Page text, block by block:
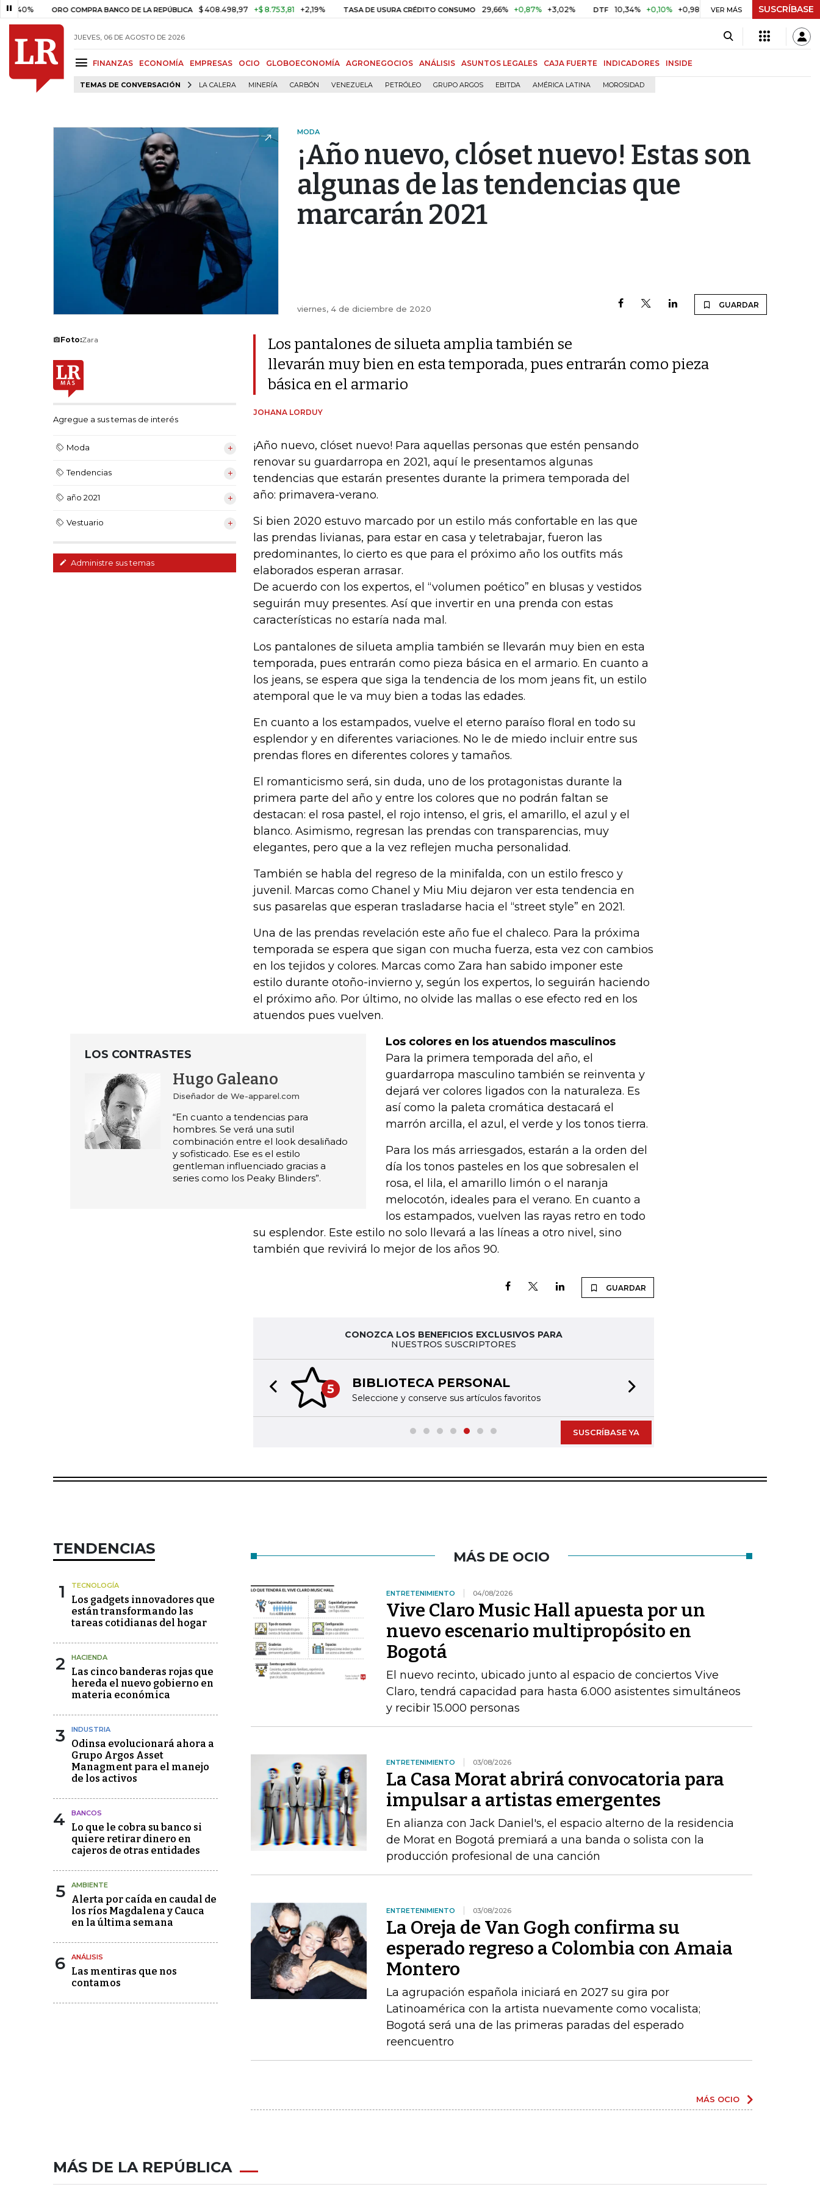
ORO COMPRA BANCO DE LA REPÚBLICA $ 408.498,97 +$ 8.753,81 +2,19% TASA DE USURA CRÉDITO CONSUMO 29,66% +0,87% +3,02% DTF 10,34% +0,10% +0,98% UVR $ 416,91 +$ 0,05 +0,01%
VER MÁS SUSCRÍBASE
JUEVES, 06 DE AGOSTO DE 2026
FINANZAS ECONOMÍA EMPRESAS OCIO GLOBOECONOMÍA AGRONEGOCIOS ANÁLISIS ASUNTOS LEGALES CAJA FUERTE INDICADORES INSIDE
TEMAS DE CONVERSACIÓN LA CALERA MINERÍA CARBÓN VENEZUELA PETRÓLEO GRUPO ARGOS EBITDA AMÉRICA LATINA MOROSIDAD
MODA
¡Año nuevo, clóset nuevo! Estas son
algunas de las tendencias que
marcarán 2021
viernes, 4 de diciembre de 2020 GUARDAR
Foto:Zara
Agregue a sus temas de interés
Moda
Tendencias
año 2021
Vestuario
Administre sus temas
Los pantalones de silueta amplia también se
llevarán muy bien en esta temporada, pues entrarán como pieza
básica en el armario
JOHANA LORDUY
¡Año nuevo, clóset nuevo! Para aquellas personas que estén pensando
renovar su guardarropa en 2021, aquí le presentamos algunas
tendencias que estarán presentes durante la primera temporada del
año: primavera-verano.
Si bien 2020 estuvo marcado por un estilo más confortable en las que
las prendas livianas, para estar en casa y teletrabajar, fueron las
predominantes, lo cierto es que para el próximo año los outfits más
elaborados esperan arrasar.
De acuerdo con los expertos, el “volumen poético” en blusas y vestidos
seguirán muy presentes. Así que invertir en una prenda con estas
características no estaría nada mal.
Los pantalones de silueta amplia también se llevarán muy bien en esta
temporada, pues entrarán como pieza básica en el armario. En cuanto a
los jeans, se espera que siga la tendencia de los mom jeans fit, un estilo
atemporal que le va muy bien a todas las edades.
En cuanto a los estampados, vuelve el eterno paraíso floral en todo su
esplendor y en diferentes variaciones. No le de miedo incluir entre sus
prendas flores en diferentes colores y tamaños.
El romanticismo será, sin duda, uno de los protagonistas durante la
primera parte del año y entre los colores que no podrán faltan se
destacan: el rosa pastel, el rojo intenso, el gris, el amarillo, el azul y el
blanco. Asimismo, regresan las prendas con transparencias, muy
elegantes, pero que a la vez reflejen mucha personalidad.
También se habla del regreso de la minifalda, con un estilo fresco y
juvenil. Marcas como Chanel y Miu Miu dejaron ver esta tendencia en
sus pasarelas que esperan trasladarse hacia el “street style” en 2021.
Una de las prendas revelación este año fue el chaleco. Para la próxima
temporada se espera que sigan con mucha fuerza, esta vez con cambios
en los tejidos y colores. Marcas como Zara han sabido imponer este
estilo durante otoño-invierno y, según los expertos, lo seguirán haciendo
el próximo año. Por último, no olvide las mallas o ese efecto red en los
atuendos pues vuelven.
LOS CONTRASTES
Hugo Galeano
Diseñador de We-apparel.com
“En cuanto a tendencias para
hombres. Se verá una sutil
combinación entre el look desaliñado
y sofisticado. Ese es el estilo
gentleman influenciado gracias a
series como los Peaky Blinders”.
Los colores en los atuendos masculinos
Para la primera temporada del año, el
guardarropa masculino también se reinventa y
dejará ver colores ligados con la naturaleza. Es
así como la paleta cromática destacará el
marrón arcilla, el azul, el verde y los tonos tierra.
Para los más arriesgados, estarán a la orden del
día los tonos pasteles en los que sobresalen el
rosa, el lila, el amarillo limón o el naranja
melocotón, ideales para el verano. En cuanto a
los estampados, vuelven las rayas retro en todo
su esplendor. Este estilo no solo llevará a las líneas a otro nivel, sino
también que revivirá lo mejor de los años 90.
GUARDAR
CONOZCA LOS BENEFICIOS EXCLUSIVOS PARA
NUESTROS SUSCRIPTORES
5 BIBLIOTECA PERSONAL
Seleccione y conserve sus artículos favoritos
Previous slide
SUSCRÍBASE YA
TENDENCIAS
1 TECNOLOGÍA
Los gadgets innovadores que
están transformando las
tareas cotidianas del hogar
2 HACIENDA
Las cinco banderas rojas que
hereda el nuevo gobierno en
materia económica
3 INDUSTRIA
Odinsa evolucionará ahora a
Grupo Argos Asset
Managment para el manejo
de los activos
4 BANCOS
Lo que le cobra su banco si
quiere retirar dinero en
cajeros de otras entidades
5 AMBIENTE
Alerta por caída en caudal de
los ríos Magdalena y Cauca
en la última semana
6 ANÁLISIS
Las mentiras que nos
contamos
MÁS DE OCIO
ENTRETENIMIENTO 04/08/2026
Vive Claro Music Hall apuesta por un
nuevo escenario multipropósito en
Bogotá
El nuevo recinto, ubicado junto al espacio de conciertos Vive
Claro, tendrá capacidad para hasta 6.000 asistentes simultáneos
y recibir 15.000 personas
ENTRETENIMIENTO 03/08/2026
La Casa Morat abrirá convocatoria para
impulsar a artistas emergentes
En alianza con Jack Daniel's, el espacio alterno de la residencia
de Morat en Bogotá premiará a una banda o solista con la
producción profesional de una canción
ENTRETENIMIENTO 03/08/2026
La Oreja de Van Gogh confirma su
esperado regreso a Colombia con Amaia
Montero
La agrupación española iniciará en 2027 su gira por
Latinoamérica con la artista nuevamente como vocalista;
Bogotá será una de las primeras paradas del esperado
reencuentro
MÁS OCIO
MÁS DE LA REPÚBLICA